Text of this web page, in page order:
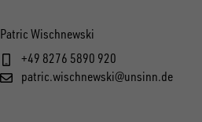
Patric Wischnewski
+49 8276 5890 920
patric.wischnewski@unsinn.de